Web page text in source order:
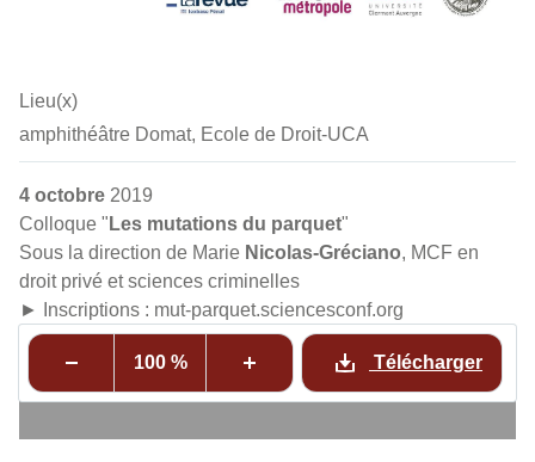
Lieu(x)
amphithéâtre Domat, Ecole de Droit-UCA
4 octobre 2019
Colloque " Les mutations du parquet"
Sous la direction de Marie Nicolas-Gréciano, MCF en
droit privé et sciences criminelles
► Inscriptions : mut-parquet.sciencesconf.org
100 % Télécharger